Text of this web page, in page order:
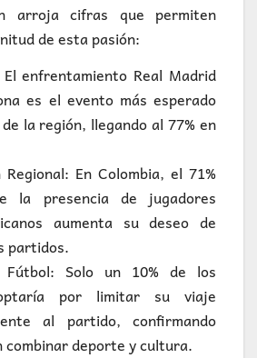
arroja cifras que permiten
de esta pasión:
El enfrentamiento Real Madrid
es el evento más esperado
la región, llegando al 77% en
En Colombia, el 71%
la presencia de jugadores
aumenta su deseo de
partidos.
Solo un 10% de los
por limitar su viaje
al partido, confirmando
combinar deporte y cultura.